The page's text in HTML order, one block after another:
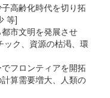
高齢化時代を切り拓
等]
市文明を発展させ
ック、資源の枯渇、環
フロンティアを開拓
算需要増大、人類の